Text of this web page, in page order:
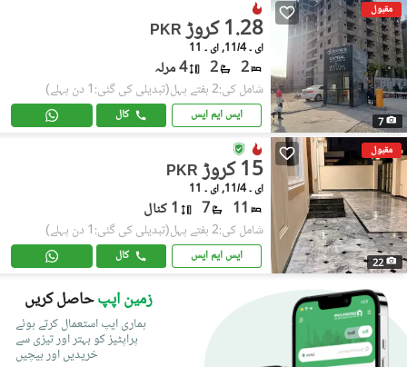
مقبول
7
PKR 1.28 کروڑ
ای ۔ 11/4, ای ۔ 11
2
2 4 مرلہ
شامل کی:2 ہفتے پہل (تبدیلی کی گئی:1 دن پہلے)
ایس ایم ایس کال
مقبول
22
PKR 15 کروڑ
ای ۔ 11/4, ای ۔ 11
11
7 1 کنال
شامل کی:2 ہفتے پہل (تبدیلی کی گئی:1 دن پہلے)
ایس ایم ایس کال
زمین اپپحاصل کریں
ہماری ایپ استعمال کرتے ہوئے
پراپٹیز کو بہتر اور تیزی سے
خریدیں اور بیچیں